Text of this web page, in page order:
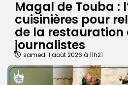
Magal de Touba :
cuisinières pour
de la restauration
journalistes
samedi 1 août 2026 à 11h21